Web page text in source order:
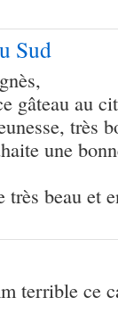
Sud
gâteau au
très
une
très beau et
terrible ce